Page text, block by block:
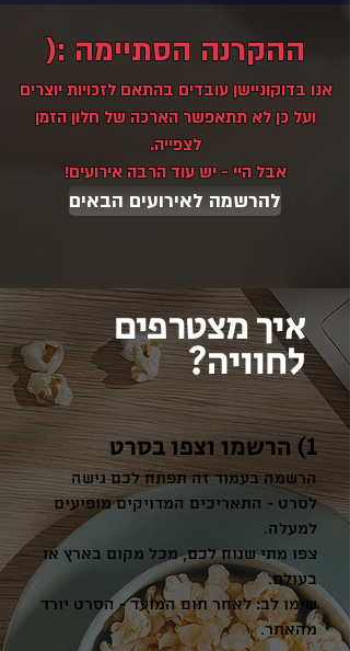
ההקרנה הסתיימה :(
אנו בדוקוניישן עובדים בהתאם לזכויות יוצרים
ועל כן לא תתאפשר הארכה של חלון הזמן
לצפייה.
אבל היי - יש עוד הרבה אירועים!
להרשמה לאירועים הבאים
איך מצטרפים
לחוויה?
1) הרשמו וצפו בסרט
הרשמה בעמוד זה תפתח לכם גישה
לסרט - התאריכים המדויקים מופיעים
למעלה.
צפו מתי שנוח לכם, מכל מקום בארץ או
בעולם.
שימו לב: לאחר תום המועד - הסרט יורד
מהאתר.